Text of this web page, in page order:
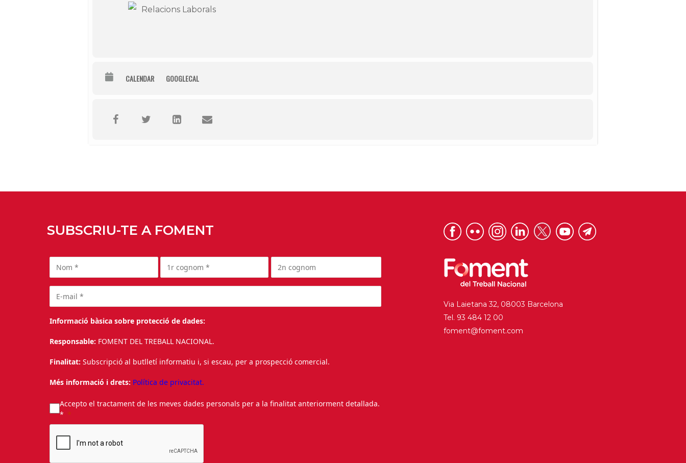
Relacions Laborals
CALENDAR GOOGLECAL
SUBSCRIU-TE A FOMENT
Informació bàsica sobre protecció de dades:
Responsable: FOMENT DEL TREBALL NACIONAL.
Finalitat: Subscripció al butlletí informatiu i, si escau, per a prospecció comercial.
Més informació i drets: Política de privacitat.
Accepto el tractament de les meves dades personals per a la finalitat anteriorment detallada.
*
Via Laietana 32, 08003 Barcelona
Tel. 93 484 12 00
foment@foment.com